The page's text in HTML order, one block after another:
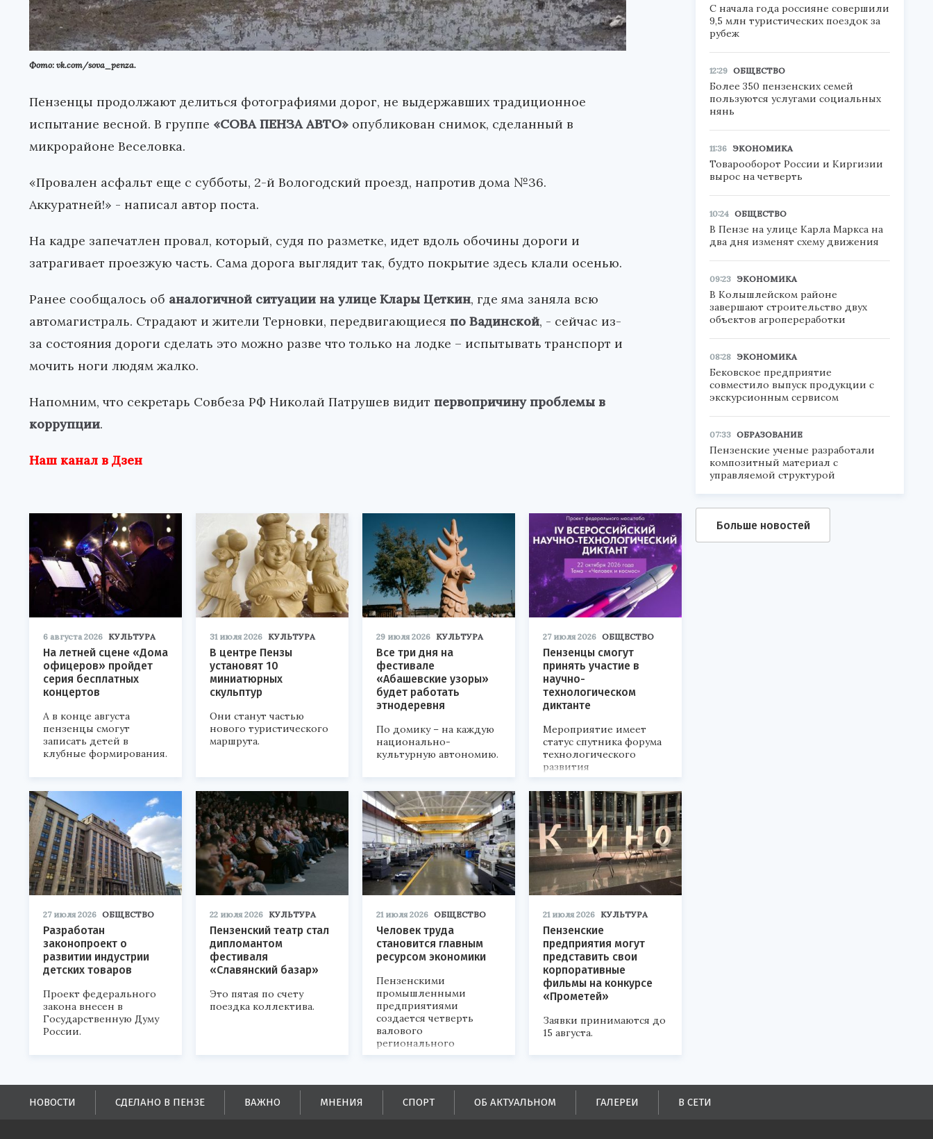
Фото: vk.com/sova_penza.
Пензенцы продолжают делиться фотографиями дорог, не выдержавших традиционное
испытание весной. В группе «СОВА ПЕНЗА АВТО» опубликован снимок, сделанный в
микрорайоне Веселовка.
«Провален асфальт еще с субботы, 2-й Вологодский проезд, напротив дома №36.
Аккуратней!» - написал автор поста.
На кадре запечатлен провал, который, судя по разметке, идет вдоль обочины дороги и
затрагивает проезжую часть. Сама дорога выглядит так, будто покрытие здесь клали осенью.
Ранее сообщалось об аналогичной ситуации на улице Клары Цеткин, где яма заняла всю
автомагистраль. Страдают и жители Терновки, передвигающиеся по Вадинской, - сейчас из-
за состояния дороги сделать это можно разве что только на лодке – испытывать транспорт и
мочить ноги людям жалко.
Напомним, что секретарь Совбеза РФ Николай Патрушев видит первопричину проблемы в
коррупции.
Наш канал в Дзен
6 августа 2026 КУЛЬТУРА
На летней сцене «Дома
офицеров» пройдет
серия бесплатных
концертов
А в конце августа
пензенцы смогут
записать детей в
клубные формирования.
31 июля 2026 КУЛЬТУРА
В центре Пензы
установят 10
миниатюрных
скульптур
Они станут частью
нового туристического
маршрута.
29 июля 2026 КУЛЬТУРА
Все три дня на
фестивале
«Абашевские узоры»
будет работать
этнодеревня
По домику – на каждую
национально-
культурную автономию.
27 июля 2026 ОБЩЕСТВО
Пензенцы смогут
принять участие в
научно-
технологическом
диктанте
Мероприятие имеет
статус спутника форума
технологического
развития
«Технопром-2026».
27 июля 2026 ОБЩЕСТВО
Разработан
законопроект о
развитии индустрии
детских товаров
Проект федерального
закона внесен в
Государственную Думу
России.
22 июля 2026 КУЛЬТУРА
Пензенский театр стал
дипломантом
фестиваля
«Славянский базар»
Это пятая по счету
поездка коллектива.
21 июля 2026 ОБЩЕСТВО
Человек труда
становится главным
ресурсом экономики
Пензенскими
промышленными
предприятиями
создается четверть
валового
регионального
продукта и
поступлений в
бюджеты всех уровней.
21 июля 2026 КУЛЬТУРА
Пензенские
предприятия могут
представить свои
корпоративные
фильмы на конкурсе
«Прометей»
Заявки принимаются до
15 августа.
С начала года россияне совершили
9,5 млн туристических поездок за
рубеж
12:29 ОБЩЕСТВО
Более 350 пензенских семей
пользуются услугами социальных
нянь
11:36 ЭКОНОМИКА
Товарооборот России и Киргизии
вырос на четверть
10:24 ОБЩЕСТВО
В Пензе на улице Карла Маркса на
два дня изменят схему движения
09:23 ЭКОНОМИКА
В Колышлейском районе
завершают строительство двух
объектов агропереработки
08:28 ЭКОНОМИКА
Бековское предприятие
совместило выпуск продукции с
экскурсионным сервисом
07:33 ОБРАЗОВАНИЕ
Пензенские ученые разработали
композитный материал с
управляемой структурой
Больше новостей
НОВОСТИ СДЕЛАНО В ПЕНЗЕ ВАЖНО МНЕНИЯ СПОРТ ОБ АКТУАЛЬНОМ ГАЛЕРЕИ В СЕТИ